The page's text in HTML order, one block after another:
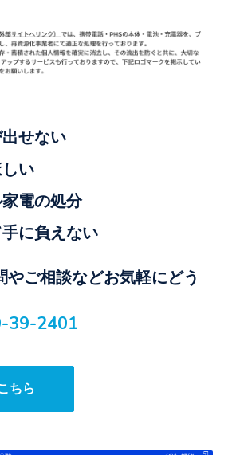
せない
い
電の処分
に負えない
やご相談などお気軽にどう
39-2401
ちら